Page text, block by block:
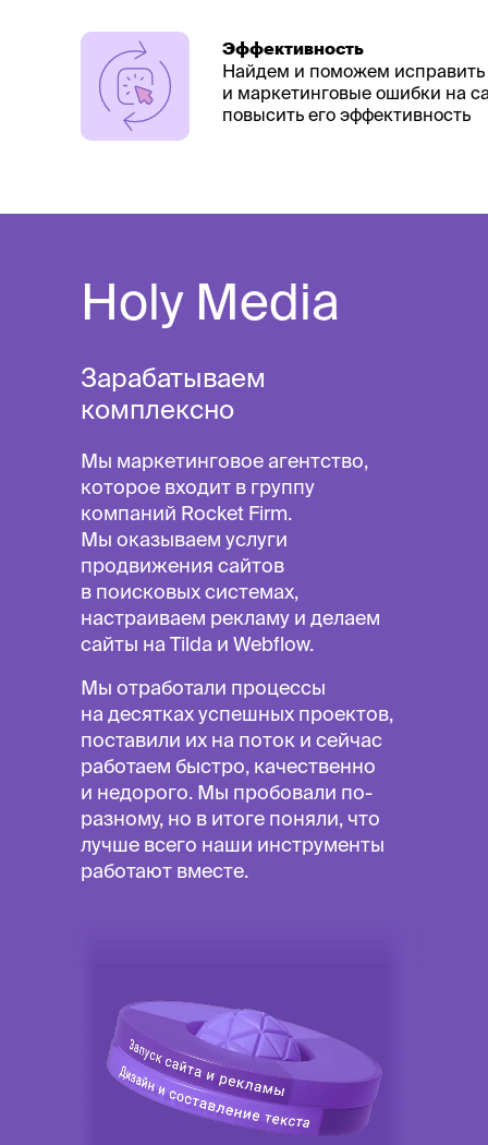
Эффективность
Найдем и поможем исправить
и маркетинговые ошибки на
повысить его эффективность
Мы маркетинговое агентство,
которое входит в группу
компаний Rocket Firm.
Мы оказываем услуги
продвижения сайтов
в поисковых системах,
настраиваем рекламу и делаем
сайты на Tilda и Webflow.
Holy Media
Мы отработали процессы
на десятках успешных проектов,
поставили их на поток и сейчас
работаем быстро, качественно
и недорого. Мы пробовали по-
разному, но в итоге поняли, что
лучше всего наши инструменты
работают вместе.
Зарабатываем
комплексно
Оптимизируем текст
Собираем семантическое
ядро и создаем контент с